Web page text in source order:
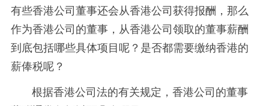
有些香港公司董事还会从香港公司获得报酬，那么
作为香港公司的董事，从香港公司领取的董事薪酬
到底包括哪些具体项目呢？是否都需要缴纳香港的
薪俸税呢？
根据香港公司法的有关规定，香港公司的董事